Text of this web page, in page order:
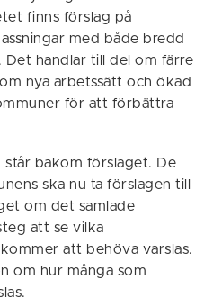
finns förslag på
med både bredd
handlar till del om färre
nya arbetssätt och ökad
för att förbättra
bakom förslaget. De
ska nu ta förslagen till
om det samlade
att se vilka
att behöva varslas.
om hur många som